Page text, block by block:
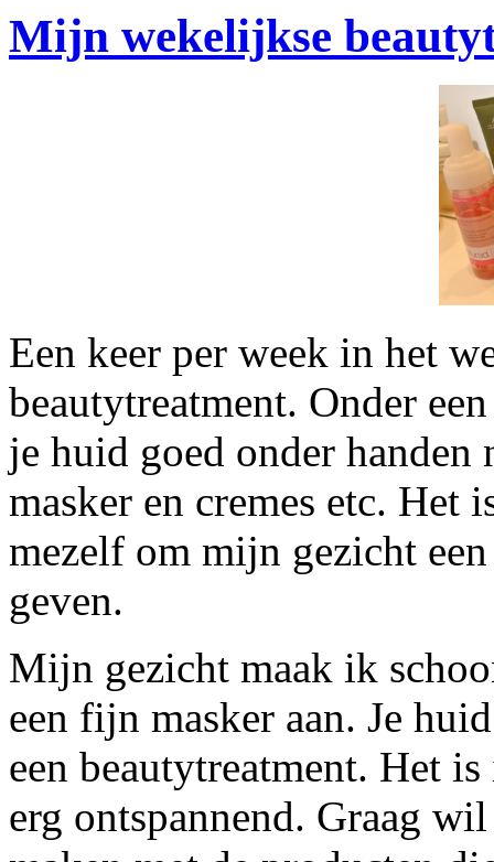
Mijn wekelijkse
Een keer per week in het
beautytreatment. Onder
je huid goed onder handen
masker en cremes etc. Het
mezelf om mijn gezicht
geven.
Mijn gezicht maak ik
een fijn masker aan. Je
een beautytreatment. Het
erg ontspannend. Graag